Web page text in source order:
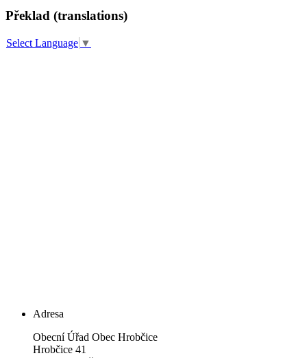
Překlad (translations)
Select Language ▼
Adresa
Obecní Úřad Obec Hrobčice
Hrobčice 41